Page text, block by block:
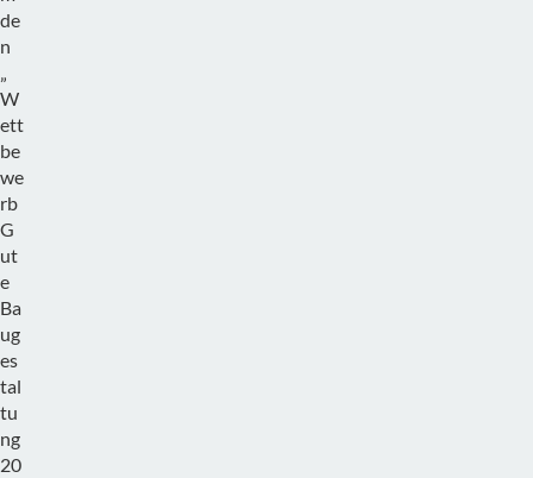
de
n
„
W
ett
be
we
rb
G
ut
e
Ba
ug
es
tal
tu
ng
20